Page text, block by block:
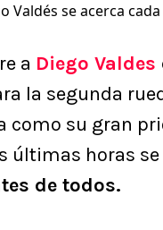
Valdés se acerca
a Diego Valdes
la segunda
como su gran
últimas horas
de todos.